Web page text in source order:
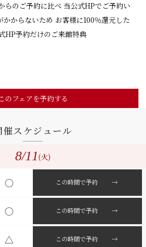
らのご予約に比べ 当公式HPでご予約い
かからないため お客様に100％還元した
HP予約だけのご来館特典
このフェアを予約する
催スケジュール
8/11(火)
○ この時間で予約 →
○ この時間で予約 →
△ この時間で予約 →